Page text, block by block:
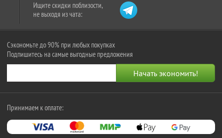
Ищите скидки поблизости,
не выходя из чата:
Сэкономьте до 90% при любых покупках
Подпишитесь на самые выгодные предложения
Принимаем к оплате: